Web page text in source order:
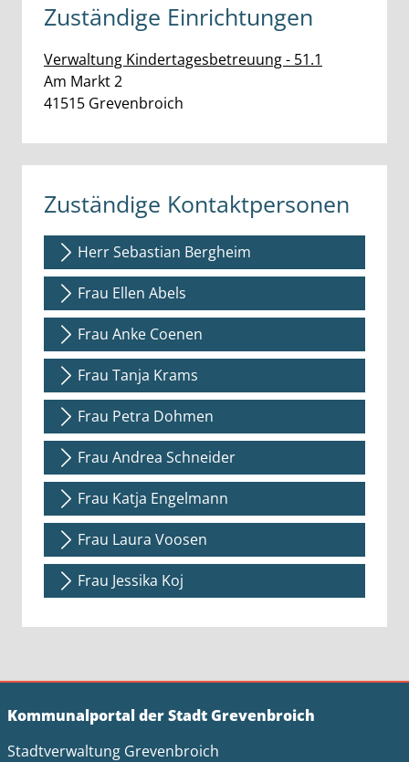
Zuständige Einrichtungen
Verwaltung Kindertagesbetreuung - 51.1
Straße:
Am Markt Hausnummer:
2
PLZ:
41515 Ort:
Grevenbroich
Zuständige Kontaktpersonen
Herr Sebastian Bergheim
Frau Ellen Abels
Frau Anke Coenen
Frau Tanja Krams
Frau Petra Dohmen
Frau Andrea Schneider
Frau Katja Engelmann
Frau Laura Voosen
Frau Jessika Koj
Kommunalportal der Stadt Grevenbroich
Stadtverwaltung Grevenbroich